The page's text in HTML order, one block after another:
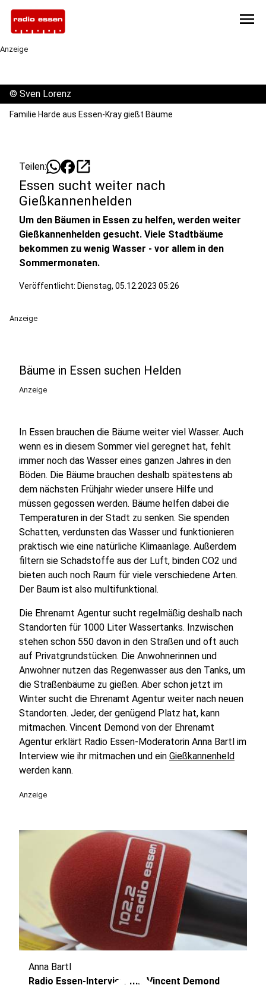
menu
Anzeige
© Sven Lorenz
Familie Harde aus Essen-Kray gießt Bäume
Teilen: open_in_new
Essen sucht weiter nach
Gießkannenhelden
Um den Bäumen in Essen zu helfen, werden weiter
Gießkannenhelden gesucht. Viele Stadtbäume
bekommen zu wenig Wasser - vor allem in den
Sommermonaten.
Veröffentlicht: Dienstag, 05.12.2023 05:26
Anzeige
Bäume in Essen suchen Helden
Anzeige
In Essen brauchen die Bäume weiter viel Wasser. Auch
wenn es in diesem Sommer viel geregnet hat, fehlt
immer noch das Wasser eines ganzen Jahres in den
Böden. Die Bäume brauchen deshalb spätestens ab
dem nächsten Frühjahr wieder unsere Hilfe und
müssen gegossen werden. Bäume helfen dabei die
Temperaturen in der Stadt zu senken. Sie spenden
Schatten, verdunsten das Wasser und funktionieren
praktisch wie eine natürliche Klimaanlage. Außerdem
filtern sie Schadstoffe aus der Luft, binden CO2 und
bieten auch noch Raum für viele verschiedene Arten.
Der Baum ist also multifunktional.
Die Ehrenamt Agentur sucht regelmäßig deshalb nach
Standorten für 1000 Liter Wassertanks. Inzwischen
stehen schon 550 davon in den Straßen und oft auch
auf Privatgrundstücken. Die Anwohnerinnen und
Anwohner nutzen das Regenwasser aus den Tanks, um
die Straßenbäume zu gießen. Aber schon jetzt im
Winter sucht die Ehrenamt Agentur weiter nach neuen
Standorten. Jeder, der genügend Platz hat, kann
mitmachen. Vincent Demond von der Ehrenamt
Agentur erklärt Radio Essen-Moderatorin Anna Bartl im
Interview wie ihr mitmachen und ein Gießkannenheld
werden kann.
Anzeige
Anna Bartl
Radio Essen-Interview mit Vincent Demond